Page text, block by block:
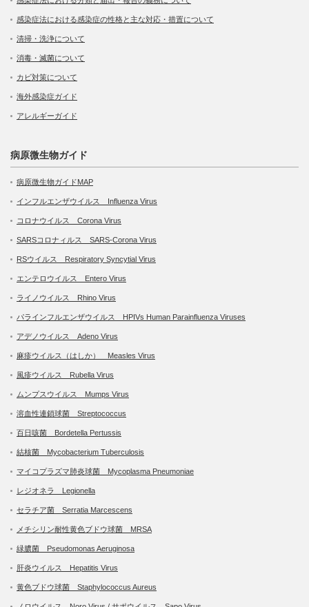
感染症法における感染症の性格と主な対応・措置について
清掃・洗浄について
消毒・滅菌について
カビ対策について
海外感染症ガイド
アレルギーガイド
病原微生物ガイド
病原微生物ガイドMAP
インフルエンザウイルス Influenza Virus
コロナウイルス Corona Virus
SARSコロナィルス SARS-Corona Virus
RSウイルス Respiratory Syncytial Virus
エンテロウイルス Entero Virus
ライノウイルス Rhino Virus
パラインフルエンザウイルス HPIVs Human Parainfluenza Viruses
アデノウイルス Adeno Virus
麻疹ウイルス（はしか） Measles Virus
風疹ウイルス Rubella Virus
ムンプスウイルス Mumps Virus
溶血性連鎖球菌 Streptococcus
百日咳菌 Bordetella Pertussis
結核菌 Mycobacterium Tuberculosis
マイコプラズマ肺炎球菌 Mycoplasma Pneumoniae
レジオネラ Legionella
セラチア菌 Serratia Marcescens
メチシリン耐性黄色ブドウ球菌 MRSA
緑膿菌 Pseudomonas Aeruginosa
肝炎ウイルス Hepatitis Virus
黄色ブドウ球菌 Staphylococcus Aureus